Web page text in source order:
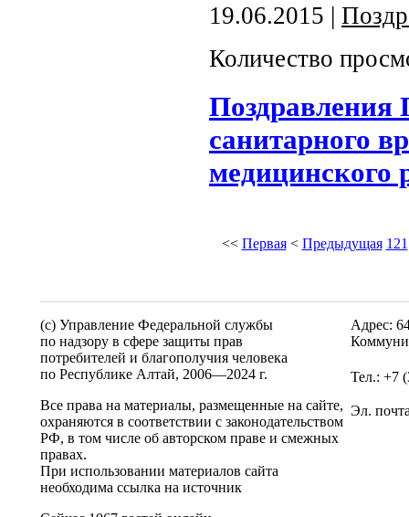
19.06.2015 |
Количество
Поздравления
санитарного
медицинского
<< Первая< Предыдущая 121
(c) Управление Федеральной службы
по надзору в сфере защиты прав
потребителей и благополучия человека
по Республике Алтай, 2006—2024 г.
Все права на материалы, размещенные на сайте,
охраняются в соответствии с законодательством
РФ, в том числе об авторском праве и смежных
правах.
При использовании материалов сайта
необходима ссылка на источник
Адрес:
Тел.: +7
Эл.